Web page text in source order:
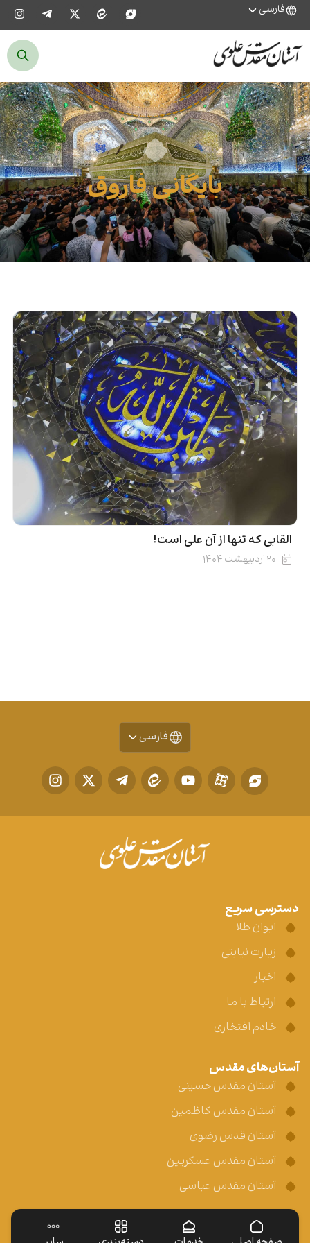
فارسی
بایگانی فاروق
القابی که تنها از آن علی است!
۲۰ اردیبهشت ۱۴۰۴
فارسی
دسترسی سریع
ایوان طلا
زیارت نیابتی
اخبار
ارتباط با ما
خادم افتخاری
آستان‌های مقدس
آستان مقدس حسینی
آستان مقدس کاظمین
آستان قدس رضوی
آستان مقدس عسکریین
آستان مقدس عباسی